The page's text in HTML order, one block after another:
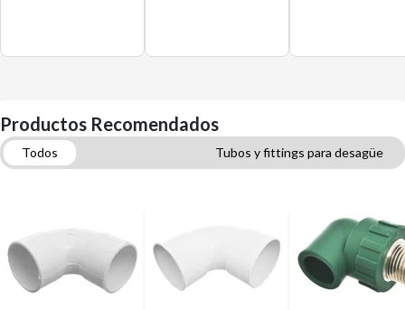
Productos Recomendados
Todos
Tubos y fittings para desagüe
Cajas de distribución